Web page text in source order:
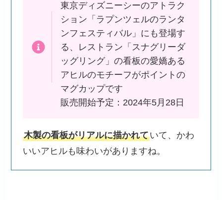
東京ディズニーシーのアトラク
ション「ラプンツェルのランタ
ンフェスティバル」にも登場す
る、レストラン「スナグリーダ
ッグリング」の看板の愛嬌ある
アヒルのモチーフがポイントの
マグカップです
販売開始予定：2024年5月28日
木製の看板がリアルに描かれていて、かわ
いいアヒルも味わいがありますね。